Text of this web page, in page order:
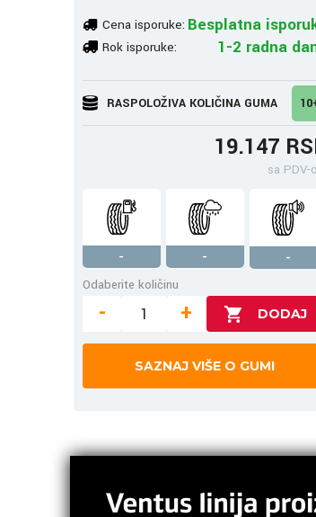
Cena isporuke: Besplatna
Rok isporuke: 1-2 radna
RASPOLOŽIVA KOLIČINA GUMA
19.147
sa PDV-
- -
-
Odaberite količinu
- +
SAZNAJ VIŠE O GUMI